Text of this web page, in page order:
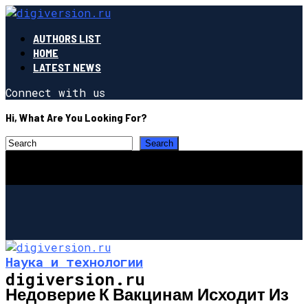
AUTHORS LIST
HOME
LATEST NEWS
Connect with us
Hi, What Are You Looking For?
digiversion.ru
Наука и технологии
Недоверие К Вакцинам Исходит Из